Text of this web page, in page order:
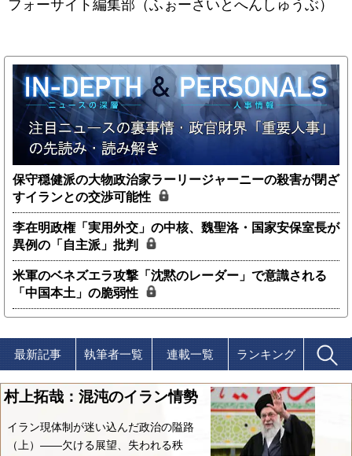
フォーサイト編集部（ふぉーさいとへんしゅうぶ）
保守穏健派の大物政治家ラーリージャーニーの殺害が閉ざ
すイランとの交渉可能性
李在明政権「実用外交」の中核、魏聖洛・国家安保室長が
異例の「自主派」批判
米軍のベネズエラ攻撃「沈黙のレーダー」で意識される
「中国本土」の脆弱性
最新記事 執筆者一覧 連載一覧 ランキング
村上拓哉：混沌のイラン情勢
イラン現体制が迷い込んだ政治の隘路
（上）――欠ける展望、失われる秩